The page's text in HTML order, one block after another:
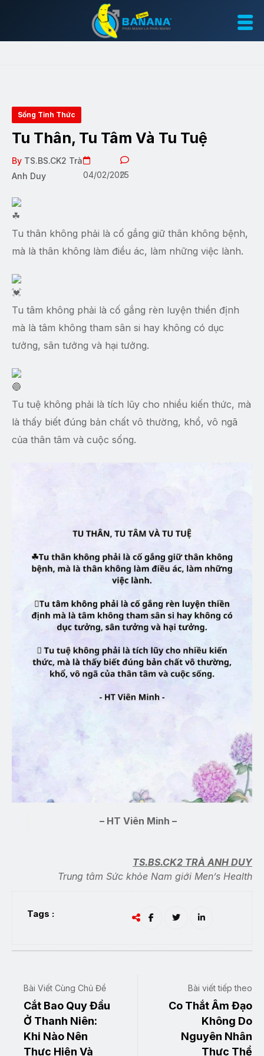
Sống Tỉnh Thức
Tu Thân, Tu Tâm Và Tu Tuệ
By TS.BS.CK2 Trà
Anh Duy
04/02/2025
0
Tu thân không phải là cố gắng giữ thân không bệnh,
mà là thân không làm điều ác, làm những việc lành.
Tu tâm không phải là cố gắng rèn luyện thiền định
mà là tâm không tham sân si hay không có dục
tưởng, sân tưởng và hại tưởng.
Tu tuệ không phải là tích lũy cho nhiều kiến thức, mà
là thấy biết đúng bản chất vô thường, khổ, vô ngã
của thân tâm và cuộc sống.
– HT Viên Minh –
TS.BS.CK2 TRÀ ANH DUY
Trung tâm Sức khỏe Nam giới Men’s Health
Tags :
Bài Viết Cùng Chủ Đề
Cắt Bao Quy Đầu
Ở Thanh Niên:
Khi Nào Nên
Thực Hiện Và
Bài viết tiếp theo
Co Thắt Âm Đạo
Không Do
Nguyên Nhân
Thực Thể